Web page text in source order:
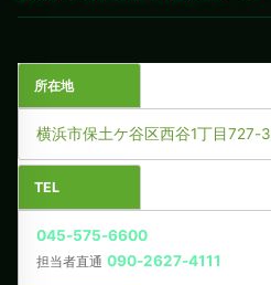
所在地
横浜市保土ケ谷区西谷1丁目727-3
TEL
045-575-6600
担当者直通 090-2627-4111